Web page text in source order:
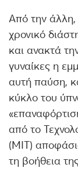
Από την άλλη,
χρονικό
και ανακτά
γυναίκες η
αυτή παύση,
κύκλο του
από το
(ΜΙΤ)
τη βοήθεια